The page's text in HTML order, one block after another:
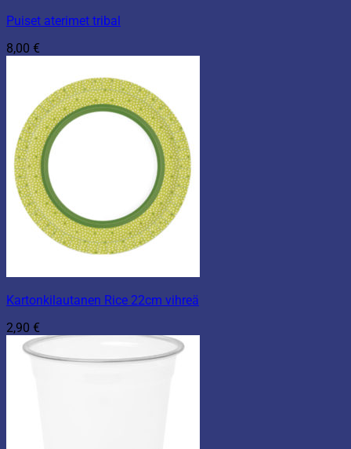
Puiset aterimet tribal
8,00 €
Kartonkilautanen Rice 22cm vihreä
2,90 €